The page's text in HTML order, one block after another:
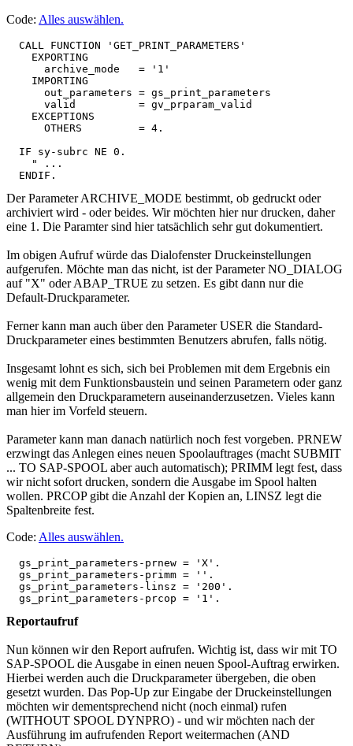
Code: Alles auswählen.
  CALL FUNCTION 'GET_PRINT_PARAMETERS'
    EXPORTING
      archive_mode   = '1'
    IMPORTING
      out_parameters = gs_print_parameters
      valid          = gv_prparam_valid
    EXCEPTIONS
      OTHERS         = 4.
  IF sy-subrc NE 0.
    " ...
Der Parameter ARCHIVE_MODE bestimmt, ob gedruckt oder
archiviert wird - oder beides. Wir möchten hier nur drucken, daher
eine 1. Die Paramter sind hier tatsächlich sehr gut dokumentiert.
Im obigen Aufruf würde das Dialofenster Druckeinstellungen
aufgerufen. Möchte man das nicht, ist der Parameter NO_DIALOG
auf "X" oder ABAP_TRUE zu setzen. Es gibt dann nur die
Default-Druckparameter.
Ferner kann man auch über den Parameter USER die Standard-
Druckparameter eines bestimmten Benutzers abrufen, falls nötig.
Insgesamt lohnt es sich, sich bei Problemen mit dem Ergebnis ein
wenig mit dem Funktionsbaustein und seinen Parametern oder ganz
allgemein den Druckparametern auseinanderzusetzen. Vieles kann
man hier im Vorfeld steuern.
Parameter kann man danach natürlich noch fest vorgeben. PRNEW
erzwingt das Anlegen eines neuen Spoolauftrages (macht SUBMIT
... TO SAP-SPOOL aber auch automatisch); PRIMM legt fest, dass
wir nicht sofort drucken, sondern die Ausgabe im Spool halten
wollen. PRCOP gibt die Anzahl der Kopien an, LINSZ legt die
Spaltenbreite fest.
Code: Alles auswählen.
  gs_print_parameters-prnew = 'X'.
  gs_print_parameters-primm = ''.
  gs_print_parameters-linsz = '200'.
Reportaufruf
Nun können wir den Report aufrufen. Wichtig ist, dass wir mit TO
SAP-SPOOL die Ausgabe in einen neuen Spool-Auftrag erwirken.
Hierbei werden auch die Druckparameter übergeben, die oben
gesetzt wurden. Das Pop-Up zur Eingabe der Druckeinstellungen
möchten wir dementsprechend nicht (noch einmal) rufen
(WITHOUT SPOOL DYNPRO) - und wir möchten nach der
Ausführung im aufrufenden Report weitermachen (AND